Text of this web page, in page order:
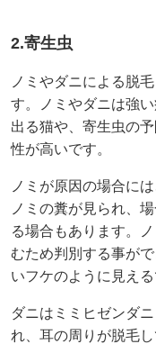
2.寄生虫
ノミやダニによる脱
す。ノミやダニは強
出る猫や、寄生虫の
性が高いです。
ノミが原因の場合に
ノミの糞が見られ、
る場合もあります。
むため判別する事が
いフケのように見える
ダニはミミヒゼンダ
れ、耳の周りが脱毛